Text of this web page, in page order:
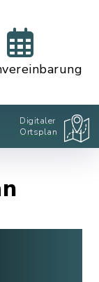
Digitaler
Ortsplan